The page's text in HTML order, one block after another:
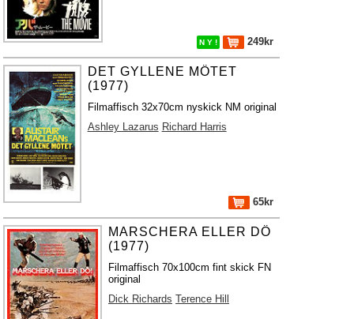
N Y ! 249kr
DET GYLLENE MÖTET
(1977)
Filmaffisch 32x70cm nyskick NM original
Ashley Lazarus Richard Harris
65kr
MARSCHERA ELLER DÖ
(1977)
Filmaffisch 70x100cm fint skick FN
original
Dick Richards Terence Hill